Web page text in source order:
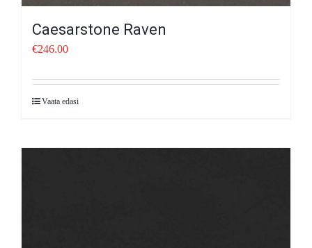
Caesarstone Raven
€246.00
Vaata edasi